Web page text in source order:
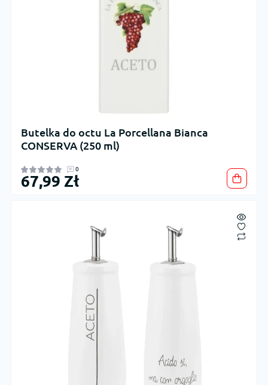
Butelka do octu La Porcellana Bianca
CONSERVA (250 ml)
0
67,99 Zł